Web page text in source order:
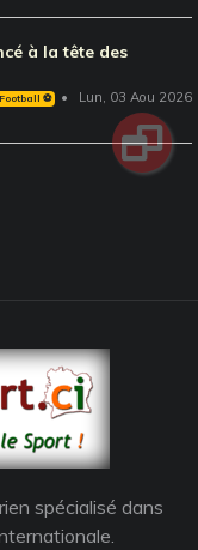
à la tête des
Football ⚽️ Lun, 03 Aou 2026
spécialisé dans